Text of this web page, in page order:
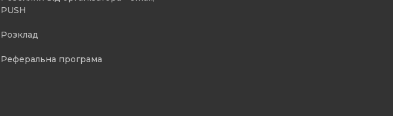
PUSH
Розклад
Реферальна програма